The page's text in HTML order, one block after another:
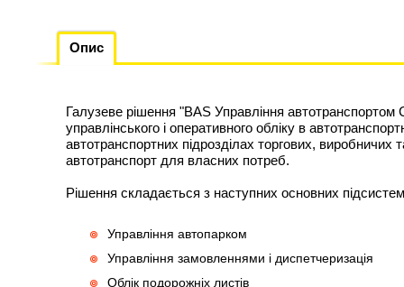
Опис
Галузеве рішення "BAS Управління автотранспортом
управлінського і оперативного обліку в
автотранспортних підрозділах торгових, виробничих
автотранспорт для власних потреб.
Рішення складається з наступних основних
Управління автопарком
Управління замовленнями і диспетчеризація
Облік подорожніх листів